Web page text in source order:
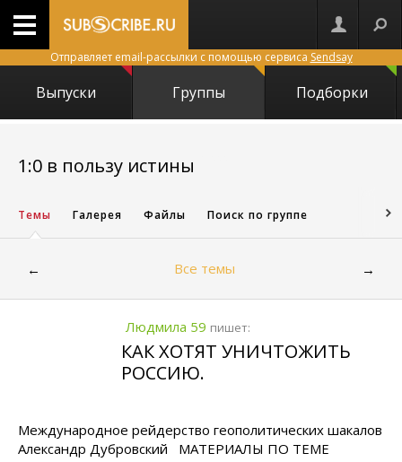
Отправляет email-рассылки с помощью сервиса Sendsay
Выпуски Группы Подборки
1:0 в пользу истины
Темы Галерея Файлы Поиск по группе
← Все темы →
Людмила 59 пишет:
КАК ХОТЯТ УНИЧТОЖИТЬ
РОССИЮ.
Международное рейдерство геополитических шакалов
Александр Дубровский МАТЕРИАЛЫ ПО ТЕМЕ